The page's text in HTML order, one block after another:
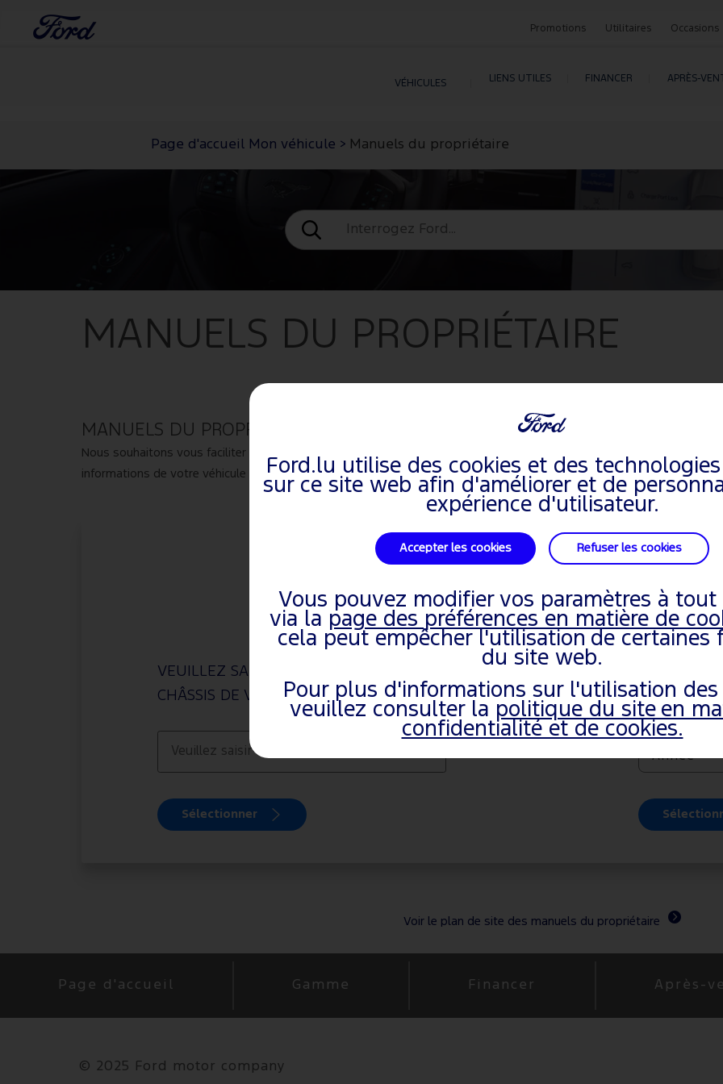
Promotions Utilitaires Occasions
VÉHICULES
LIENS UTILES FINANCER APRÈS-
Page d'accueil Mon véhicule > Manuels du propriétaire
MANUELS DU PROPRIÉTAIRE
MANUELS DU PROPRIÉTAIRE ET AUTRES INFORMATIONS
Nous souhaitons vous faciliter la vie, c'est pourquoi nous avons rassemblé les informations dont vous avez besoin
informations de votre véhicule ci-dessous pour consulter votre manuel de propriétaire.
Sélectionnez votre véhicule
Sélectionnez votre véhicule
VEUILLEZ SAISIR LE NUMÉRO DE
CHÂSSIS DE VOTRE VÉHICULE
Sélectionner
SAISISSEZ
VOTRE
Année
Voir le plan de site des manuels du propriétaire
Ford.lu utilise des cookies et des
sur ce site web afin d'améliorer et de
expérience d'utilisateur.
Accepter les cookies Refuser les cookies
Vous pouvez modifier vos paramètres à
via la page des préférences en matière de
cela peut empêcher l'utilisation de certaines
du site web.
Pour plus d'informations sur l'utilisation des
veuillez consulter la politique du site en
confidentialité et de cookies.
Page d'accueil Gamme Financer Après-
© 2025 Ford motor company